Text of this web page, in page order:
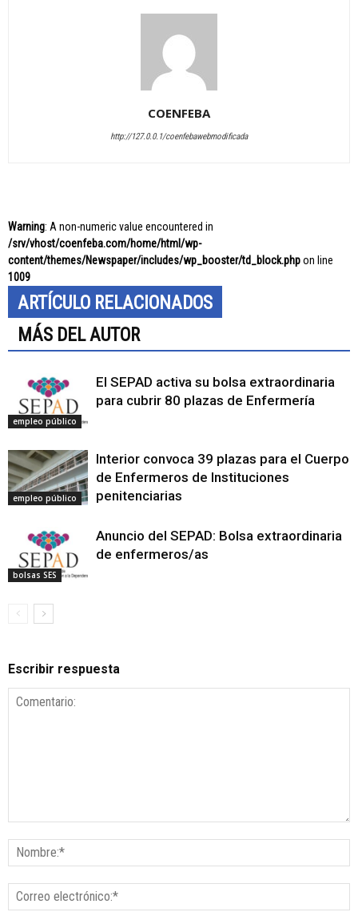
COENFEBA
http://127.0.0.1/coenfebawebmodificada
Warning: A non-numeric value encountered in
/srv/vhost/coenfeba.com/home/html/wp-
content/themes/Newspaper/includes/wp_booster/td_block.phpon line
1009
ARTÍCULO RELACIONADOS
MÁS DEL AUTOR
empleo público
El SEPAD activa su bolsa extraordinaria
para cubrir 80 plazas de Enfermería
empleo público
Interior convoca 39 plazas para el Cuerpo
de Enfermeros de Instituciones
penitenciarias
bolsas SES
Anuncio del SEPAD: Bolsa extraordinaria
de enfermeros/as
Escribir respuesta